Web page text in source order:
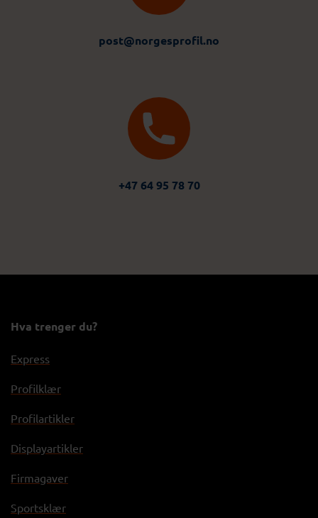
post@norgesprofil.no
+47 64 95 78 70
Hva trenger du?
Express
Profilklær
Profilartikler
Displayartikler
Firmagaver
Sportsklær